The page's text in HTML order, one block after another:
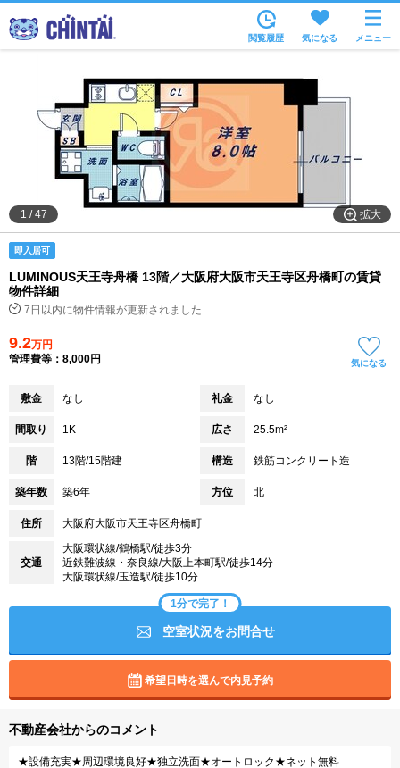
家賃相場から
通勤通学時間から
物件特集から
閲覧履歴 気になる メニュー
拡大
1 /47
即入居可
LUMINOUS天王寺舟橋 13階／大阪府大阪市天王寺区舟橋町の賃貸
物件詳細
7日以内に物件情報が更新されました
9.2万円
管理費等：8,000円
気になる
敷金 なし 礼金 なし
間取り 1K 広さ 25.5m²
階 13階/15階建 構造 鉄筋コンクリート造
築年数 築6年 方位 北
住所 大阪府大阪市天王寺区舟橋町
交通
大阪環状線/鶴橋駅/徒歩3分
近鉄難波線・奈良線/大阪上本町駅/徒歩14分
大阪環状線/玉造駅/徒歩10分
1分で完了！
空室状況をお問合せ
希望日時を選んで内見予約
不動産会社からのコメント
★設備充実★周辺環境良好★独立洗面★オートロック★ネット無料